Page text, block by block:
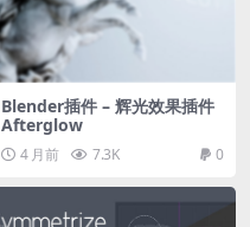
Blender插件 – 辉光效果插件
Afterglow
4 月前 7.3K 0